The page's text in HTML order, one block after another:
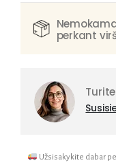
perkant
Užsisakykite dabar